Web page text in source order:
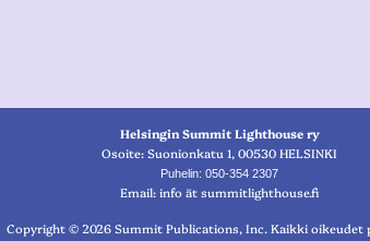
Helsingin Summit Lighthouse ry
Osoite: Suonionkatu 1, 00530 HELSINKI
Puhelin: 050-354 2307
Email: info ät summitlighthouse.fi
Copyright © 2026 Summit Publications, Inc. Kaikki oikeudet